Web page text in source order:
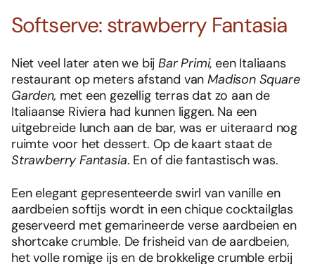
Softserve: strawberry Fantasia
Niet veel later aten we bij Bar Primi, een Italiaans
restaurant op meters afstand vanMadison Square
Garden, met een gezellig terras dat zo aan de
Italiaanse Riviera had kunnen liggen. Na een
uitgebreide lunch aan de bar, was er uiteraard nog
ruimte voor het dessert. Op de kaart staat de
Strawberry Fantasia. En of die fantastisch was.
Een elegant gepresenteerde swirl van vanille en
aardbeien softijs wordt in een chique cocktailglas
geserveerd met gemarineerde verse aardbeien en
shortcake crumble. De frisheid van de aardbeien,
het volle romige ijs en de brokkelige crumble erbij